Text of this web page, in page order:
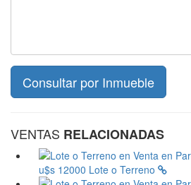
VENTAS RELACIONADAS
u$s 12000 Lote o Terreno